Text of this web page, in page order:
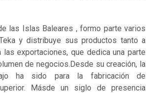
las Islas Baleares , formo parte varios
y distribuye sus productos tanto a
las exportaciones, que dedica una parte
de negocios.Desde su creación, la
ha sido para la fabricación de
Másde un siglo de presencia